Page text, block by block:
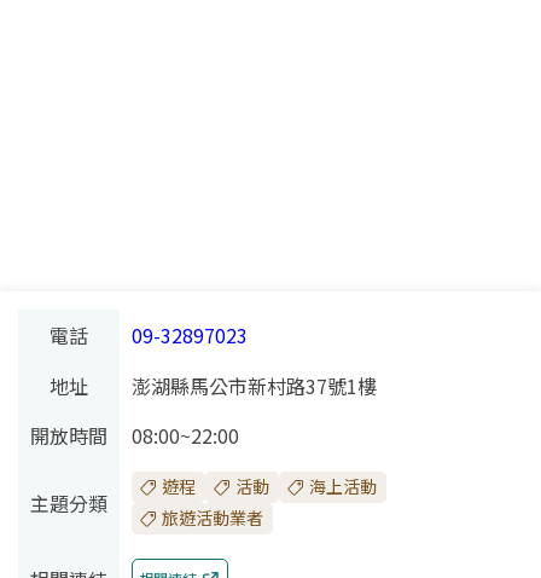
電話
09-32897023
地址
澎湖縣馬公市新村路37號1樓
開放時間
08:00~22:00
主題分類
遊程 活動
海上活動
旅遊活動業者